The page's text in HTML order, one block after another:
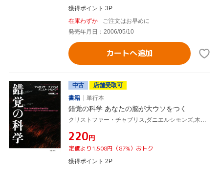
獲得ポイント 3P
在庫わずか
ご注文はお早めに
発売年月日：2006/05/10
カートへ追加
中古
店舗受取可
書籍
単行本
錯覚の科学 あなたの脳が大ウソをつく
クリストファー・チャブリス,ダニエルシモンズ,木村博江
¥220円
定価より1,508円（87%）おトク
獲得ポイント 2P